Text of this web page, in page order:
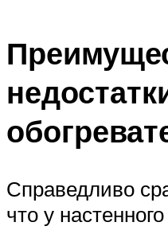
Справедливо
что у